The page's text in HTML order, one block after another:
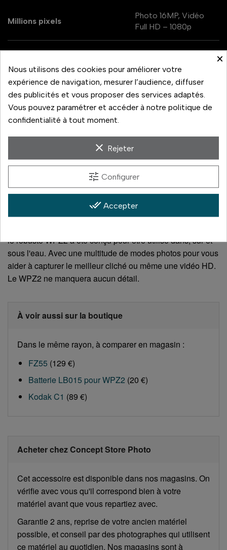
Millions pixels
Photo 16MP, Vidéo
Full HD – 1080p
Détails Capteur BSI CMOS
Stockage interne 8 MB
Flash Intégré
Batterie Kodak LB-
le robuste WPZ2 a été conçu pour être utilisé dans, sur et
sous l'eau. Avec une multitude de modes photos pour vous
aider à capturer le meilleur cliché ou même une vidéo HD.
Le WPZ2 ne manquera aucun détail.
À voir aussi sur la boutique
Dans le même rayon, à comparer en magasin :
FZ55 (129 €)
Batterie LB015 pour WPZ2 (20 €)
Kodak C1 (89 €)
Acheter chez Concept Store Photo
Cet accessoire est disponible dans nos magasins. On
vérifie avec vous qu'il correspond bien à votre
matériel avant que vous repartiez avec.
Garantie 2 ans, reprise de votre ancien matériel
possible, et conseil par des photographes qui utilisent
ce matériel au quotidien. Nos magasins sont à
×
Nous utilisons des cookies pour améliorer votre
expérience de navigation, mesurer l’audience, diffuser
des publicités et vous proposer des services adaptés.
Vous pouvez paramétrer et accéder à notre politique de
confidentialité à tout moment.
clear Rejeter
tune Configurer
done_all Accepter